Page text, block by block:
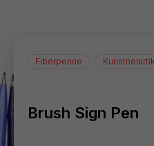
Fiberpenne
Brush Sign Pen